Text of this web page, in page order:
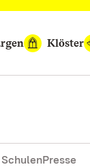
Klöster
Presse